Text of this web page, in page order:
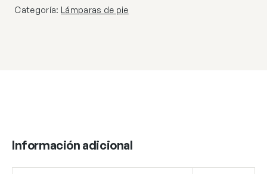
E-
Categoría: Lámparas de pie
Información adicional